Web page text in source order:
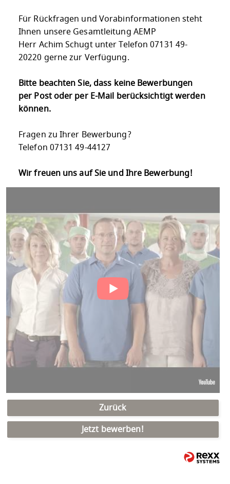
Für Rückfragen und Vorabinformationen steht
Ihnen unsere Gesamtleitung AEMP
Herr Achim Schugt unter Telefon 07131 49-
20220 gerne zur Verfügung.
Bitte beachten Sie, dass keine Bewerbungen
per Post oder per E-Mail berücksichtigt werden
können.
Fragen zu Ihrer Bewerbung?
Telefon 07131 49-44127
Wir freuen uns auf Sie und Ihre Bewerbung!
Zurück
Jetzt bewerben!